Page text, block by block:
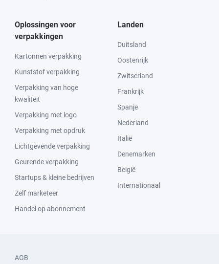
Oplossingen voor
verpakkingen
Kartonnen verpakking
Kunststof verpakking
Verpakking van hoge
kwaliteit
Verpakking met logo
Verpakking met opdruk
Lichtgevende verpakking
Geurende verpakking
Startups & kleine bedrijven
Zelf marketeer
Handel op abonnement
Landen
Duitsland
Oostenrijk
Zwitserland
Frankrijk
Spanje
Nederland
Italië
Denemarken
België
Internationaal
AGB